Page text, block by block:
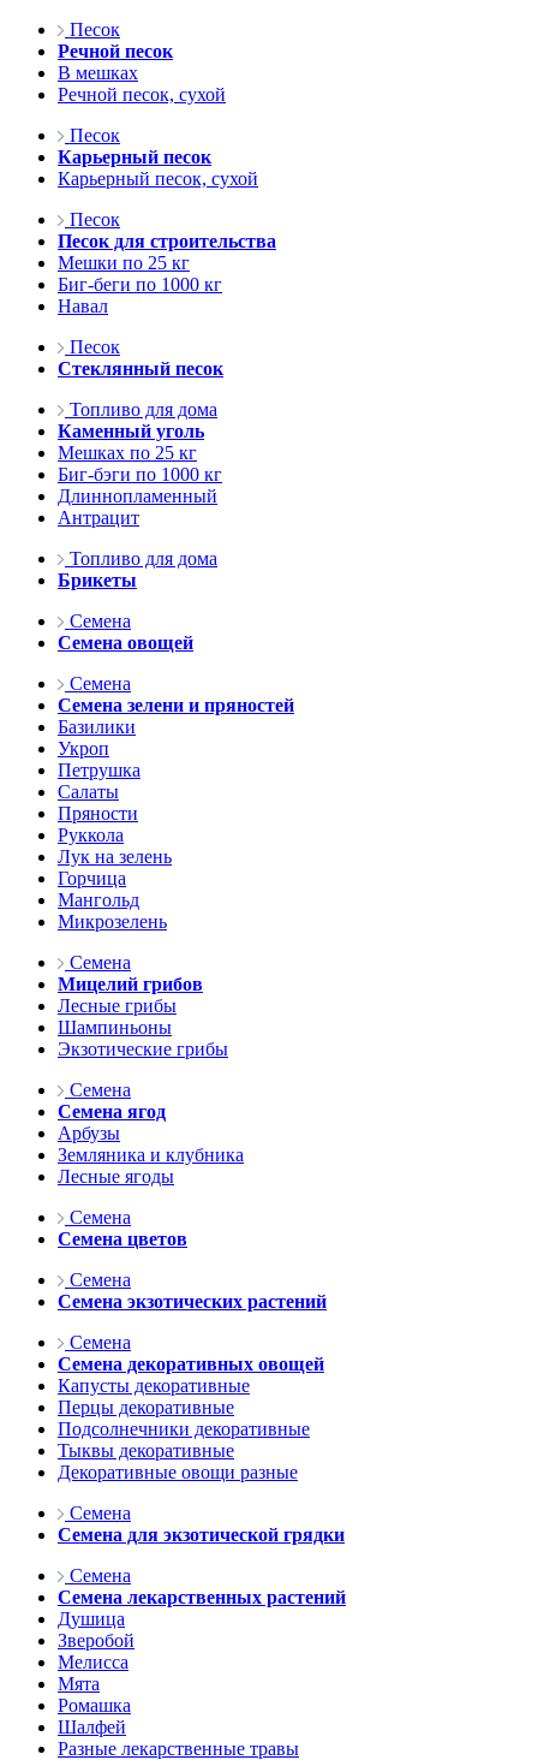
Песок
Речной песок
В мешках
Речной песок, сухой
Песок
Карьерный песок
Карьерный песок, сухой
Песок
Песок для строительства
Мешки по 25 кг
Биг-беги по 1000 кг
Навал
Песок
Стеклянный песок
Топливо для дома
Каменный уголь
Мешках по 25 кг
Биг-бэги по 1000 кг
Длиннопламенный
Антрацит
Топливо для дома
Брикеты
Семена
Семена овощей
Семена
Семена зелени и пряностей
Базилики
Укроп
Петрушка
Салаты
Пряности
Руккола
Лук на зелень
Горчица
Мангольд
Микрозелень
Семена
Мицелий грибов
Лесные грибы
Шампиньоны
Экзотические грибы
Семена
Семена ягод
Арбузы
Земляника и клубника
Лесные ягоды
Семена
Семена цветов
Семена
Семена экзотических растений
Семена
Семена декоративных овощей
Капусты декоративные
Перцы декоративные
Подсолнечники декоративные
Тыквы декоративные
Декоративные овощи разные
Семена
Семена для экзотической грядки
Семена
Семена лекарственных растений
Душица
Зверобой
Мелисса
Мята
Ромашка
Шалфей
Разные лекарственные травы